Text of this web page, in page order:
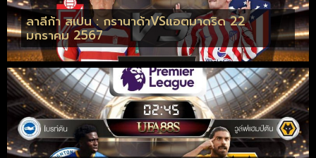
ลาลีก้า สเปน : กรานาด้าVSแอตมาดริด 22
มกราคม 2567